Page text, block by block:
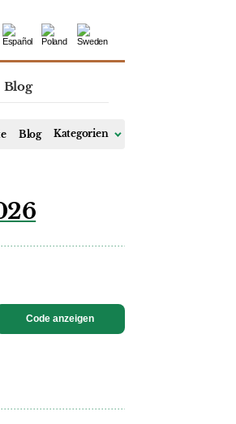
Blog
Blog Kategorien
Code anzeigen